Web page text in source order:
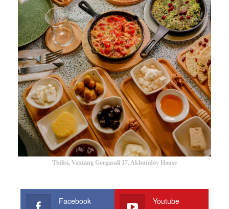
Tbilisi, Vaxtang Gorgasali 17, Akhundov House
Facebook Youtube